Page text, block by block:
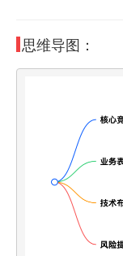
思维导图：